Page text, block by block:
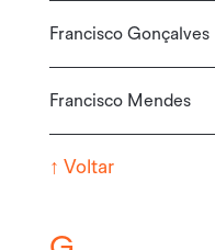
Francisco Gonçalves
Francisco Mendes
↑ Voltar